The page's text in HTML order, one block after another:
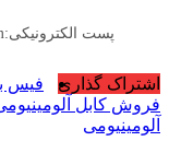
پست الکترونیکی:aradcable@gmail.com
اشتراک گذاری فیس
فروش کابل
آلومینیومی